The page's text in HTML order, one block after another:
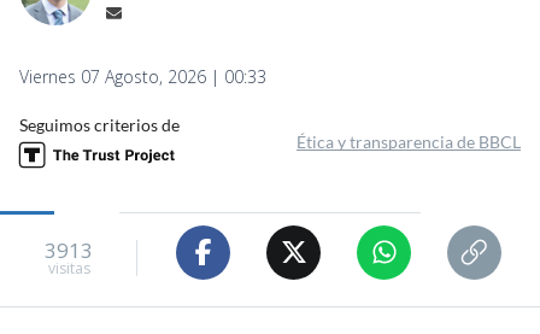
Viernes 07 Agosto, 2026 | 00:33
Seguimos criterios de
Ética y transparencia de BBCL
3913
visitas